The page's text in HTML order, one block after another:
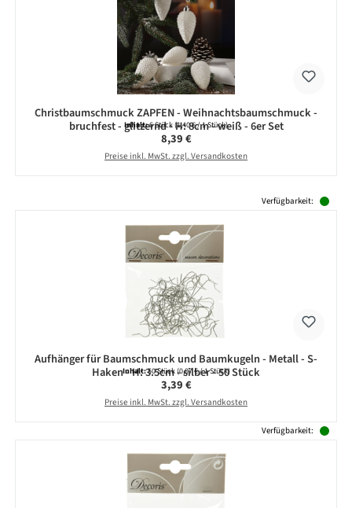
Christbaumschmuck ZAPFEN - Weihnachtsbaumschmuck -
bruchfest - glitzernd - H: 8cm - weiß - 6er Set
Inhalt:6 Stück(1,40 € / 1 Stück)
Regulärer Preis:
8,39 €
Preise inkl. MwSt. zzgl. Versandkosten
Verfügbarkeit:
Aufhänger für Baumschmuck und Baumkugeln - Metall - S-
Haken - H: 3.5cm - silber - 50 Stück
Inhalt:50 Stück(0,07 € / 1 Stück)
Regulärer Preis:
3,39 €
Preise inkl. MwSt. zzgl. Versandkosten
Verfügbarkeit: